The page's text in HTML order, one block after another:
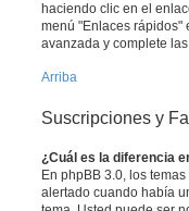
haciendo clic en el
menú "Enlaces rápidos"
avanzada y complete
Arriba
Suscripciones y
¿Cuál es la diferencia
En phpBB 3.0, los
alertado cuando había